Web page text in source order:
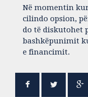
Në momentin
cilindo opsion,
do të diskutohet
bashkëpunimit
e financimit.